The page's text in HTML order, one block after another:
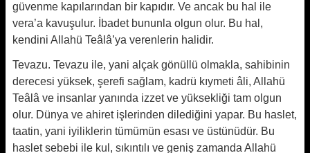
güvenme kapılarından bir kapıdır. Ve ancak bu hal ile
vera’a kavuşulur. İbadet bununla olgun olur. Bu hal,
kendini Allahü Teâlâ’ya verenlerin halidir.
Tevazu. Tevazu ile, yani alçak gönüllü olmakla, sahibinin
derecesi yük­sek, şerefi sağlam, kadrü kıymeti âli, Allahü
Teâlâ ve insanlar yanında izzet ve yüksekliği tam olgun
olur. Dünya ve ahiret işlerinden dilediğini yapar. Bu haslet,
taatin, yani iyilik­lerin tümümün esası ve üstünüdür. Bu
haslet sebebi ile kul, sıkıntılı ve geniş zamanda Allahü